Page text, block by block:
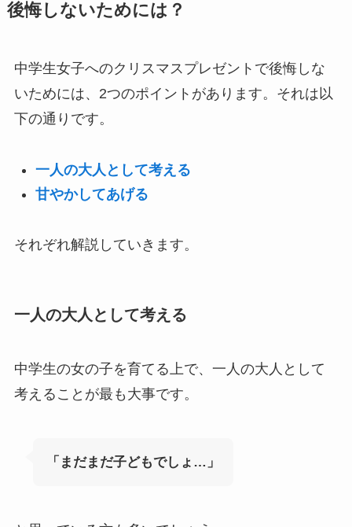
後悔しないためには？
中学生女子へのクリスマスプレゼントで後悔しな
いためには、2つのポイントがあります。それは以
下の通りです。
一人の大人として考える
甘やかしてあげる
それぞれ解説していきます。
一人の大人として考える
中学生の女の子を育てる上で、一人の大人として
考えることが最も大事です。
「まだまだ子どもでしょ…」